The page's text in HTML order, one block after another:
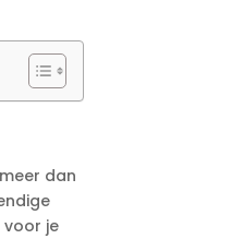
dan
je